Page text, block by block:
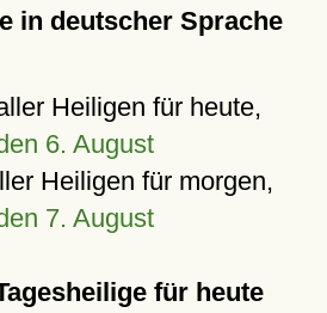
in deutscher Sprache
Heiligen für heute,
6. August
Heiligen für morgen,
7. August
für heute